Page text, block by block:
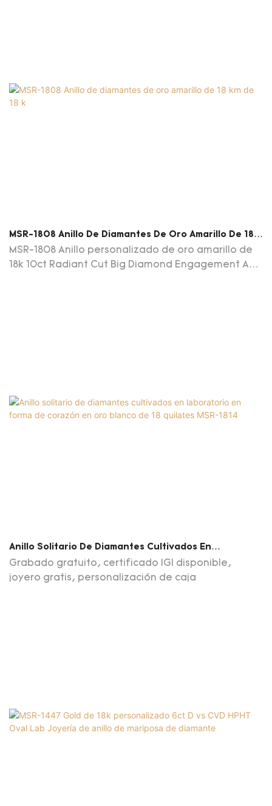
MSR-1808 Anillo De Diamantes De Oro Amarillo De 18
Km De 18 K
MSR-1808 Anillo personalizado de oro amarillo de
18k 10ct Radiant Cut Big Diamond Engagement Ann
Anillo Solitario De Diamantes Cultivados En
Laboratorio En Forma De Corazón En Oro Blanco De
18 Quilates MSR-1814
Grabado gratuito, certificado IGI disponible,
joyero gratis, personalización de caja